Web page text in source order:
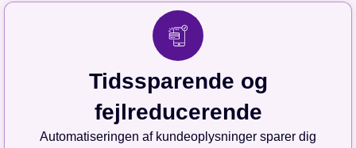
Tidssparende og
fejlreducerende
Automatiseringen af kundeoplysninger sparer dig